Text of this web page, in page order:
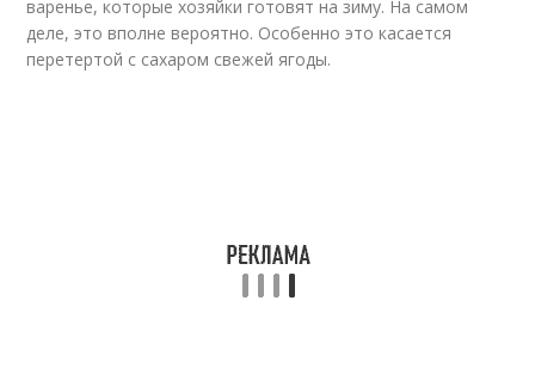
варенье, которые хозяйки готовят на зиму. На самом
деле, это вполне вероятно. Особенно это касается
перетертой с сахаром свежей ягоды.